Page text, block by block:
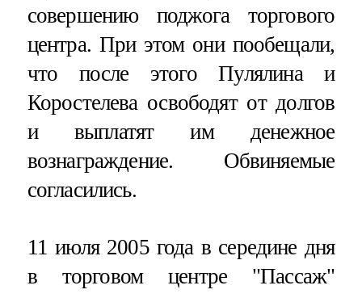
совершению поджога торгового
центра. При этом они пообещали,
что после этого Пулялина и
Коростелева освободят от долгов
и выплатят им денежное
вознаграждение. Обвиняемые
согласились.
11 июля 2005 года в середине дня
в торговом центре "Пассаж"